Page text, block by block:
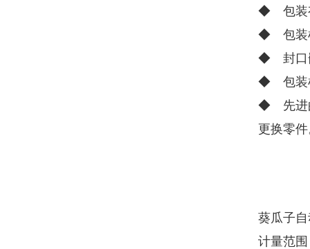
◆ 包装
◆ 包装
◆ 封口
◆ 包装
◆ 先进
更换零
葵瓜子
计量范